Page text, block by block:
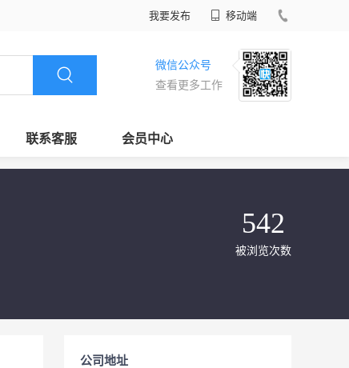
我要发布 移动端
微信公众号
查看更多工作
联系客服 会员中心
542
被浏览次数
公司地址